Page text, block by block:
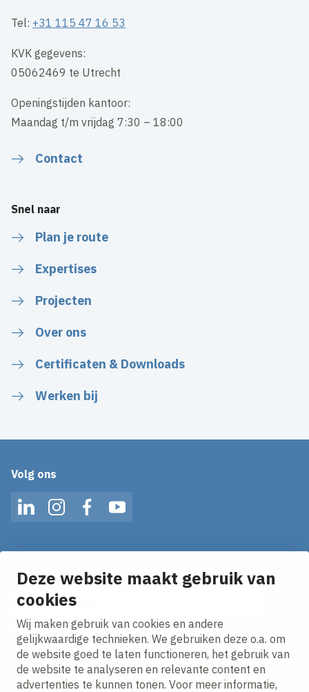
Deze website maakt gebruik van
cookies
Wij maken gebruik van cookies en andere
gelijkwaardige technieken. We gebruiken deze o.a. om
de website goed te laten functioneren, het gebruik van
de website te analyseren en relevante content en
advertenties te kunnen tonen. Voor meer informatie,
Tel: +31 115 47 16 53
KVK gegevens:
05062469 te Utrecht
Openingstijden kantoor:
Maandag t/m vrijdag 7:30 – 18:00
Contact
Snel naar
Plan je route
Expertises
Projecten
Over ons
Certificaten & Downloads
Werken bij
Volg ons
LinkedInInstagramFacebookYouTube
Ontvang onze nieuws alerts in je mailbox!
E-mailadres
Ik ga akkoord met hetprivacy statement.